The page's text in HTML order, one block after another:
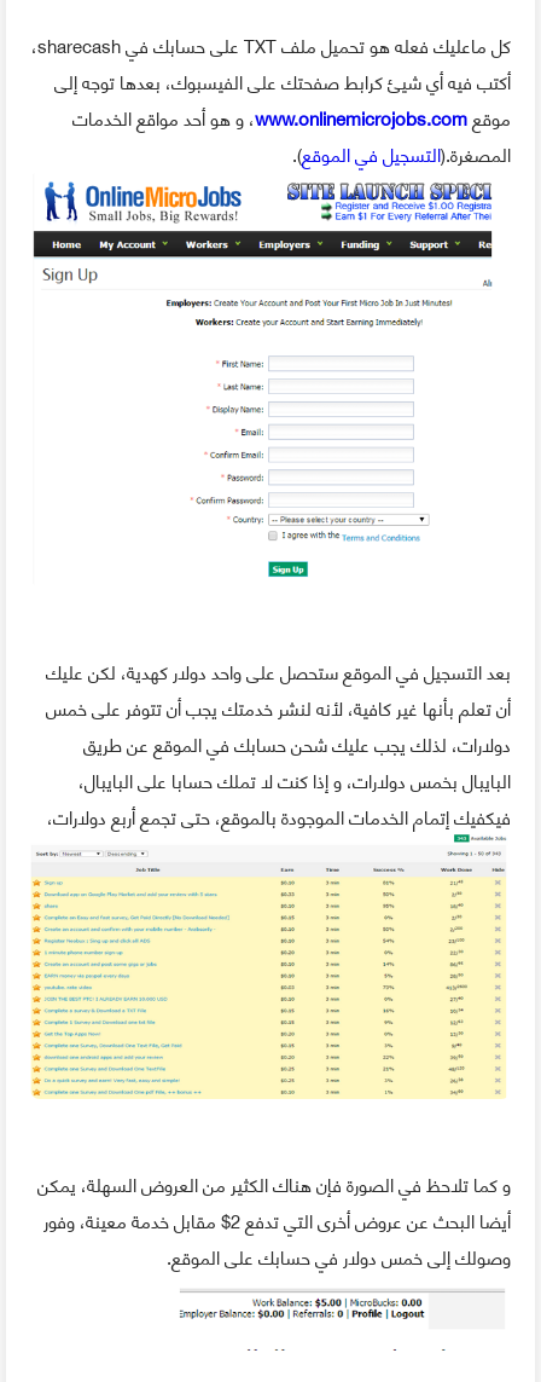
كل ماعليك فعله هو تحميل ملف TXT على حسابك في sharecash،
أكتب فيه أي شيئ كرابط صفحتك على الفيسبوك، بعدها توجه إلى
موقعwww.onlinemicrojobs.com، و هو أحد مواقع الخدمات
المصغرة.(التسجيل في الموقع).
بعد التسجيل في الموقع ستحصل على واحد دولار كهدية، لكن عليك
أن تعلم بأنها غير كافية، لأنه لنشر خدمتك يجب أن تتوفر على خمس
دولارات، لذلك يجب عليك شحن حسابك في الموقع عن طريق
البايبال بخمس دولارات، و إذا كنت لا تملك حسابا على البايبال،
فيكفيك إتمام الخدمات الموجودة بالموقع، حتى تجمع أربع دولارات،
و كما تلاحظ في الصورة فإن هناك الكثير من العروض السهلة، يمكن
أيضا البحث عن عروض أخرى التي تدفع 2$ مقابل خدمة معينة، وفور
وصولك إلى خمس دولار في حسابك على الموقع.